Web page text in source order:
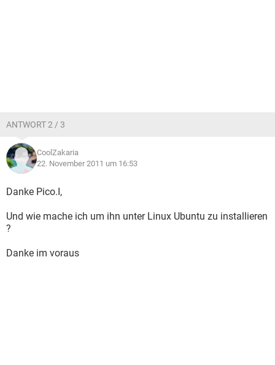
ANTWORT 2 / 3
CoolZakaria
22. November 2011 um 16:53
Danke Pico.I,
Und wie mache ich um ihn unter Linux Ubuntu zu installieren
?
Danke im voraus